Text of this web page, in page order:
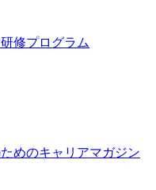
修プログラム
めのキャリアマガジン